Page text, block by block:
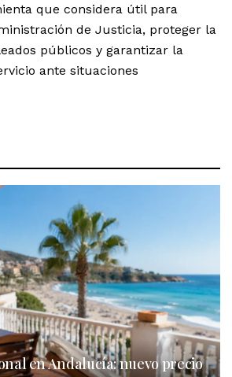
que considera útil para
de Justicia, proteger la
públicos y garantizar la
ante situaciones
en Andalucía: nuevo precio